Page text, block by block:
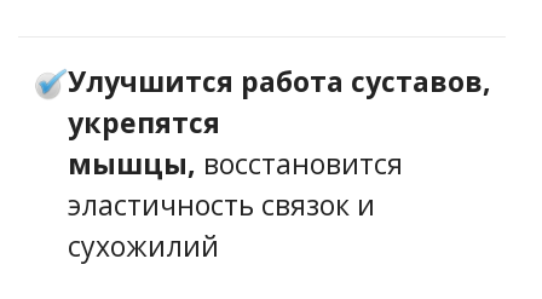
Улучшится работа суставов,
укрепятся
мышцы, восстановится
эластичность связок и
сухожилий